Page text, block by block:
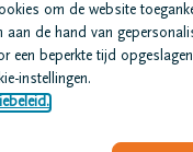
Ons
om de website
aan de hand van
een beperkte tijd
instellingen.